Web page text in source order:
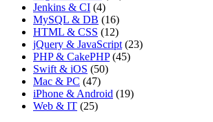
Jenkins & CI (4)
MySQL & DB (16)
HTML & CSS (12)
jQuery & JavaScript (23)
PHP & CakePHP(45)
Swift & iOS (50)
Mac & PC (47)
iPhone & Android (19)
Web & IT (25)